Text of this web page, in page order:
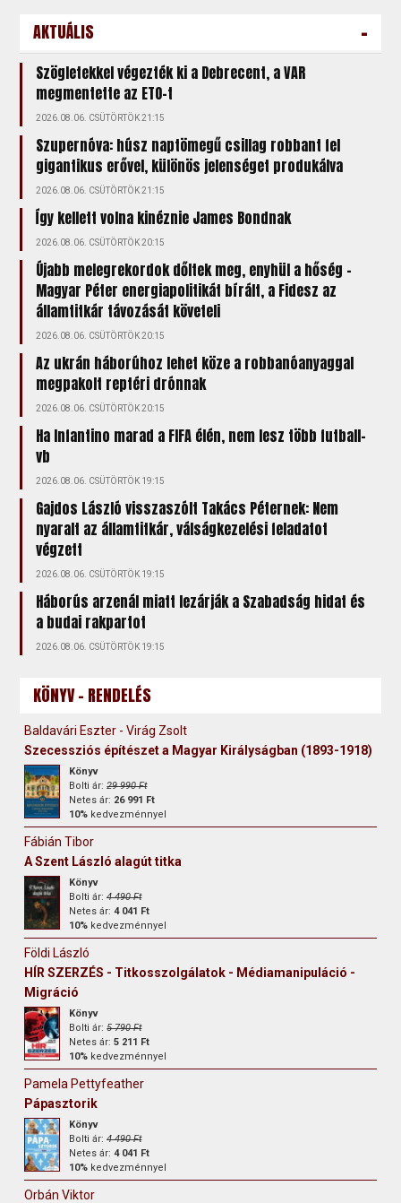
AKTUÁLIS -
Szögletekkel végezték ki a Debrecent, a VAR
megmentette az ETO-t
2026.08.06. CSÜTÖRTÖK 21:15
Szupernóva: húsz naptömegű csillag robbant fel
gigantikus erővel, különös jelenséget produkálva
2026.08.06. CSÜTÖRTÖK 21:15
Így kellett volna kinéznie James Bondnak
2026.08.06. CSÜTÖRTÖK 20:15
Újabb melegrekordok dőltek meg, enyhül a hőség –
Magyar Péter energiapolitikát bírált, a Fidesz az
államtitkár távozását követeli
2026.08.06. CSÜTÖRTÖK 20:15
Az ukrán háborúhoz lehet köze a robbanóanyaggal
megpakolt reptéri drónnak
2026.08.06. CSÜTÖRTÖK 20:15
Ha Infantino marad a FIFA élén, nem lesz több futball-
vb
2026.08.06. CSÜTÖRTÖK 19:15
Gajdos László visszaszólt Takács Péternek: Nem
nyaralt az államtitkár, válságkezelési feladatot
végzett
2026.08.06. CSÜTÖRTÖK 19:15
Háborús arzenál miatt lezárják a Szabadság hidat és
a budai rakpartot
2026.08.06. CSÜTÖRTÖK 19:15
KÖNYV - RENDELÉS
Baldavári Eszter - Virág Zsolt
Szecessziós építészet a Magyar Királyságban (1893-1918)
Könyv
Bolti ár:29 990 Ft
Netes ár: 26 991 Ft
10% kedvezménnyel
Fábián Tibor
A Szent László alagút titka
Könyv
Bolti ár:4 490 Ft
Netes ár:4 041 Ft
10% kedvezménnyel
Földi László
HÍR SZERZÉS - Titkosszolgálatok - Médiamanipuláció -
Migráció
Könyv
Bolti ár:5 790 Ft
Netes ár:5 211 Ft
10% kedvezménnyel
Pamela Pettyfeather
Pápasztorik
Könyv
Bolti ár:4 490 Ft
Netes ár:4 041 Ft
10% kedvezménnyel
Orbán Viktor